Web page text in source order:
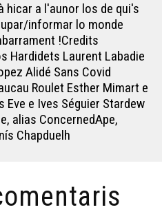
ua crisi demografica ? - 4 minutas
- 4 minutas
hicar a l'aunor los de qui's
informar lo monde
!Credits
Hardidets Laurent Labadie
Alidé Sans Covid
Roulet Esther Mimart e
Eve e Ives Séguier Stardew
alias ConcernedApe,
Chapduelh